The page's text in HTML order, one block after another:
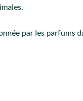
par les parfums